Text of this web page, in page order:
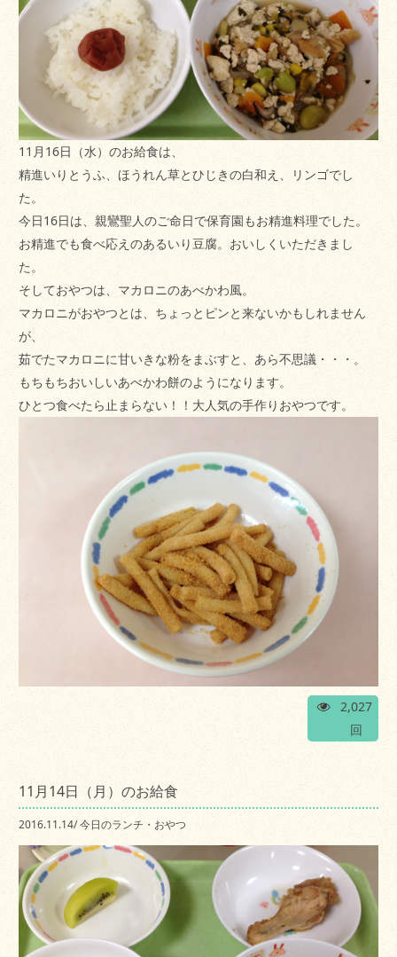
11月16日（水）のお給食は、
精進いりとうふ、ほうれん草とひじきの白和え、リンゴでし
た。
今日16日は、親鸞聖人のご命日で保育園もお精進料理でした。
お精進でも食べ応えのあるいり豆腐。おいしくいただきまし
た。
そしておやつは、マカロニのあべかわ風。
マカロニがおやつとは、ちょっとピンと来ないかもしれません
が、
茹でたマカロニに甘いきな粉をまぶすと、あら不思議・・・。
もちもちおいしいあべかわ餅のようになります。
ひとつ食べたら止まらない！！大人気の手作りおやつです。
2,027
回
11月14日（月）のお給食
2016.11.14/今日のランチ・おやつ